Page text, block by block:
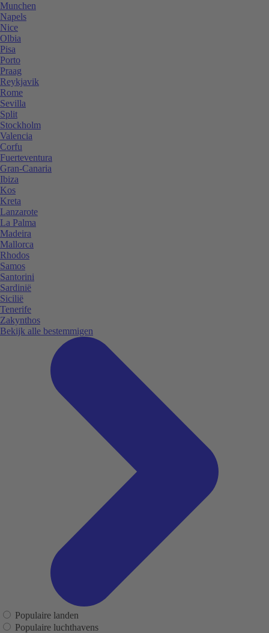
Munchen
Napels
Nice
Olbia
Pisa
Porto
Praag
Reykjavik
Rome
Sevilla
Split
Stockholm
Valencia
Corfu
Fuerteventura
Gran-Canaria
Ibiza
Kos
Kreta
Lanzarote
La Palma
Madeira
Mallorca
Rhodos
Samos
Santorini
Sardinië
Sicilië
Tenerife
Zakynthos
Bekijk alle bestemmigen
Populaire landen
Populaire luchthavens